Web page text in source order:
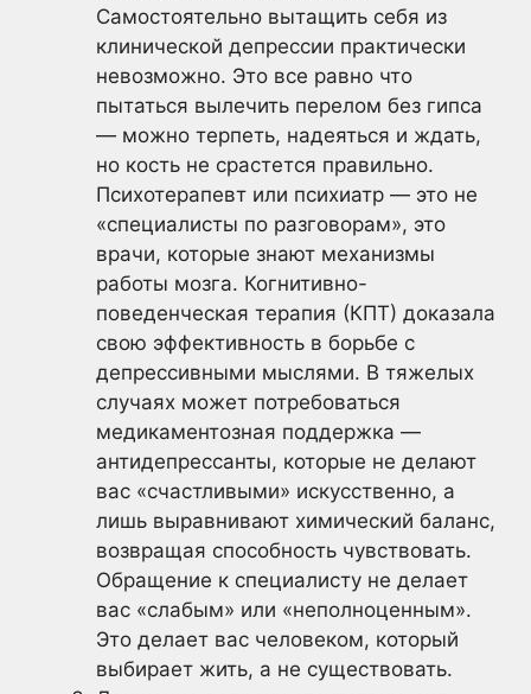
Самостоятельно вытащить себя из
клинической депрессии практически
невозможно. Это все равно что
пытаться вылечить перелом без гипса
— можно терпеть, надеяться и ждать,
но кость не срастется правильно.
Психотерапевт или психиатр — это не
«специалисты по разговорам», это
врачи, которые знают механизмы
работы мозга. Когнитивно-
поведенческая терапия (КПТ) доказала
свою эффективность в борьбе с
депрессивными мыслями. В тяжелых
случаях может потребоваться
медикаментозная поддержка —
антидепрессанты, которые не делают
вас «счастливыми» искусственно, а
лишь выравнивают химический баланс,
возвращая способность чувствовать.
Обращение к специалисту не делает
вас «слабым» или «неполноценным».
Это делает вас человеком, который
выбирает жить, а не существовать.